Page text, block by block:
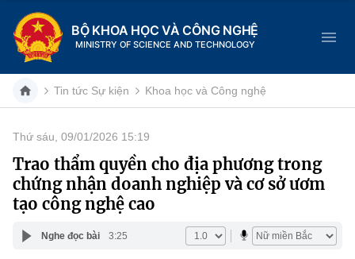
BỘ KHOA HỌC VÀ CÔNG NGHỆ
MINISTRY OF SCIENCE AND TECHNOLOGY
Danh mục
Trang chủ
Tin tức Sự kiện Khoa học và Công nghệ
Thứ sáu, 09/01/2026 15:19
Trao thẩm quyền cho địa phương trong
chứng nhận doanh nghiệp và cơ sở ươm
tạo công nghệ cao
Nghe đọc bài 3:25